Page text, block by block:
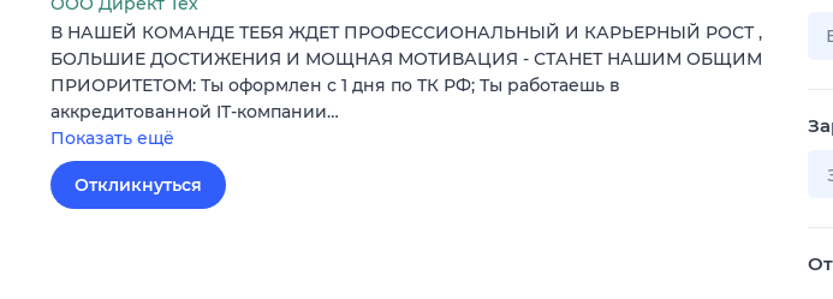
Сберегаем вместе
Гороскопы
В НАШЕЙ КОМАНДЕ ТЕБЯ ЖДЕТ ПРОФЕССИОНАЛЬНЫЙ И КАРЬЕРНЫЙ РОСТ ,
БОЛЬШИЕ ДОСТИЖЕНИЯ И МОЩНАЯ МОТИВАЦИЯ - СТАНЕТ НАШИМ ОБЩИМ
ПРИОРИТЕТОМ: Ты оформлен с 1 дня по ТК РФ; Ты работаешь в
аккредитованной IT-компании…
Показать ещё
Откликнуться